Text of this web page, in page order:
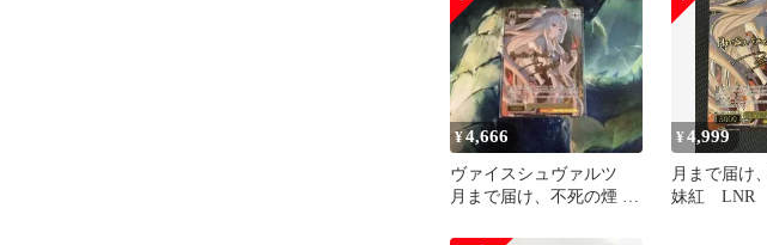
¥4,666
ヴァイスシュヴァルツ
月まで届け、不死の煙 妹
¥4,999
月まで届け
妹紅 LNR